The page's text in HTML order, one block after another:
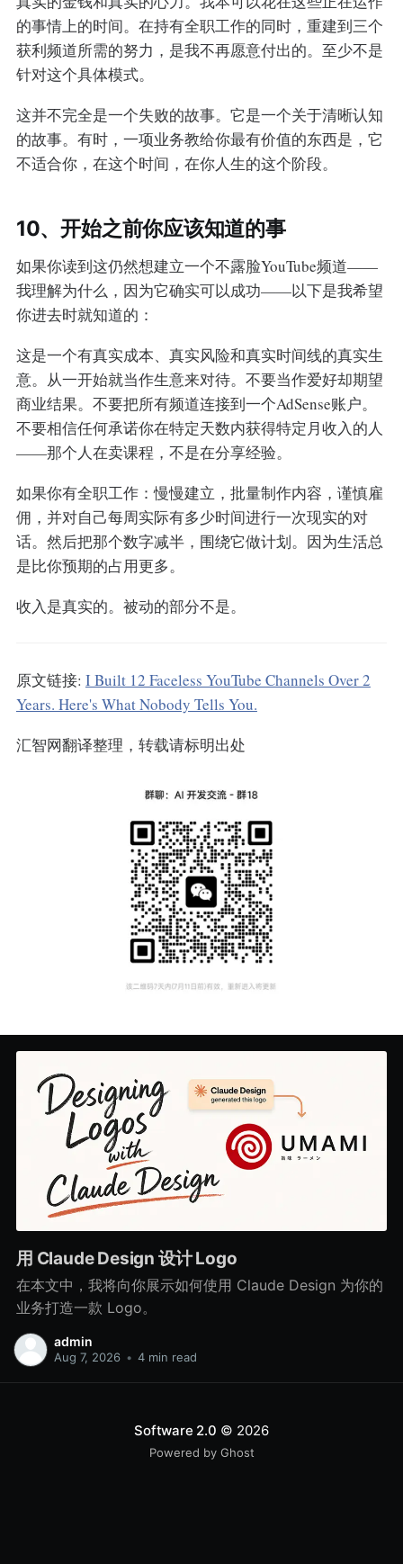
的事情上的时间。在持有全职工作的同时，重建到三个
获利频道所需的努力，是我不再愿意付出的。至少不是
针对这个具体模式。
这并不完全是一个失败的故事。它是一个关于清晰认知
的故事。有时，一项业务教给你最有价值的东西是，它
不适合你，在这个时间，在你人生的这个阶段。
10、开始之前你应该知道的事
如果你读到这仍然想建立一个不露脸YouTube频道——
我理解为什么，因为它确实可以成功——以下是我希望
你进去时就知道的：
这是一个有真实成本、真实风险和真实时间线的真实生
意。从一开始就当作生意来对待。不要当作爱好却期望
商业结果。不要把所有频道连接到一个AdSense账户。
不要相信任何承诺你在特定天数内获得特定月收入的人
——那个人在卖课程，不是在分享经验。
如果你有全职工作：慢慢建立，批量制作内容，谨慎雇
佣，并对自己每周实际有多少时间进行一次现实的对
话。然后把那个数字减半，围绕它做计划。因为生活总
是比你预期的占用更多。
收入是真实的。被动的部分不是。
原文链接: I Built 12 Faceless YouTube Channels Over 2
Years. Here's What Nobody Tells You.
汇智网翻译整理，转载请标明出处
用 Claude Design 设计 Logo
在本文中，我将向你展示如何使用 Claude Design 为你的
业务打造一款 Logo。
admin
Aug 7, 2026 • 4 min read
Software 2.0 © 2026
Powered by Ghost